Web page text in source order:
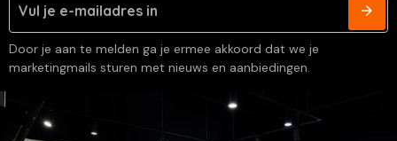
Door je aan te melden ga je ermee akkoord dat we je
marketingmails sturen met nieuws en aanbiedingen.